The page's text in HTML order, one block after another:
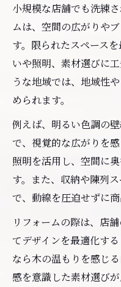
リフォームで
げる工夫
仙台店舗デ
事例集
限られたスペ
リフォームで
のポイント
仙台の成功
コツ
リフォームで叶え
リフォームで
る方法
仙台のおし
小規模な店舗でも洗練
ムは、空間の広がりや
す。限られたスペース
いや照明、素材選びに
うな地域では、地域性
められます。
例えば、明るい色調の
で、視覚的な広がりを
照明を活用し、空間に
す。また、収納や陳列
で、動線を圧迫せずに
リフォームの際は、店
てデザインを最適化す
なら木の温もりを感じ
感を意識した素材選び